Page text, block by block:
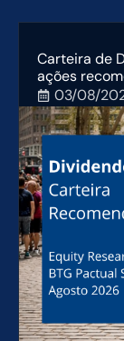
Carteira de
ações
03/08/